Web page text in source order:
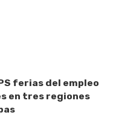
ferias del empleo
en tres regiones